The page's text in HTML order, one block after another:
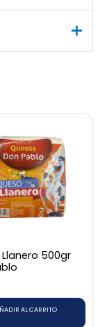
500gr
AL CARRITO